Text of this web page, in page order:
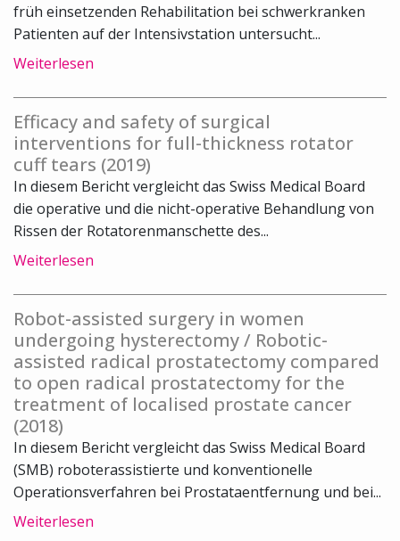
früh einsetzenden Rehabilitation bei schwerkranken
Patienten auf der Intensivstation untersucht...
Weiterlesen
Efficacy and safety of surgical
interventions for full-thickness rotator
cuff tears (2019)
In diesem Bericht vergleicht das Swiss Medical Board
die operative und die nicht-operative Behandlung von
Rissen der Rotatorenmanschette des...
Weiterlesen
Robot-assisted surgery in women
undergoing hysterectomy / Robotic-
assisted radical prostatectomy compared
to open radical prostatectomy for the
treatment of localised prostate cancer
(2018)
In diesem Bericht vergleicht das Swiss Medical Board
(SMB) roboterassistierte und konventionelle
Operationsverfahren bei Prostataentfernung und bei...
Weiterlesen